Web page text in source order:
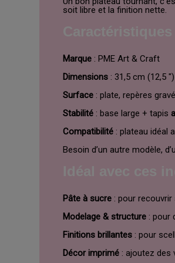
soit libre et la finition nette.
Marque : PME Art & Craft
Dimensions : 31,5 cm (12,5
Surface : plate, repères
Stabilité : base large + tapis
Compatibilité : plateau idéal
Besoin d’un autre modèle,
Pâte à sucre : pour
Modelage & structure : pour
Finitions brillantes : pour
Décor imprimé : ajoutez